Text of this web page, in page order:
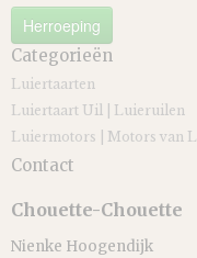
Herroeping
Categorieën
Luiertaarten
Luiertaart Uil | Luieruilen
Luiermotors | Motors van
Contact
Chouette-Chouette
Nienke Hoogendijk